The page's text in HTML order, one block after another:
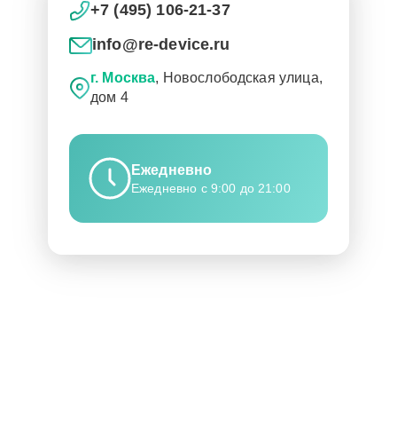
+7 (495) 106-21-37
info@re-device.ru
г. Москва, Новослободская улица,
дом 4
Ежедневно
Ежедневно с 9:00 до 21:00